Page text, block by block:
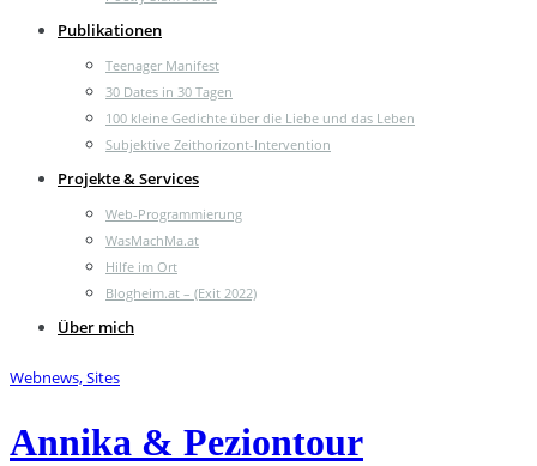
Publikationen
Teenager Manifest
30 Dates in 30 Tagen
100 kleine Gedichte über die Liebe und das Leben
Subjektive Zeithorizont-Intervention
Projekte & Services
Web-Programmierung
WasMachMa.at
Hilfe im Ort
Blogheim.at – (Exit 2022)
Über mich
Webnews, Sites
Annika & Peziontour